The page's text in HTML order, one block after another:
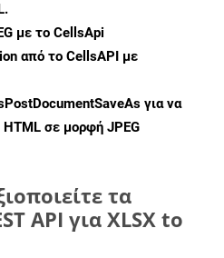
με το CellsApi
από το CellsAPI με
για να
HTML σε μορφή JPEG
τα
API για XLSX to